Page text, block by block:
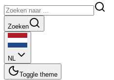
Zoeken
NL
Toggle theme